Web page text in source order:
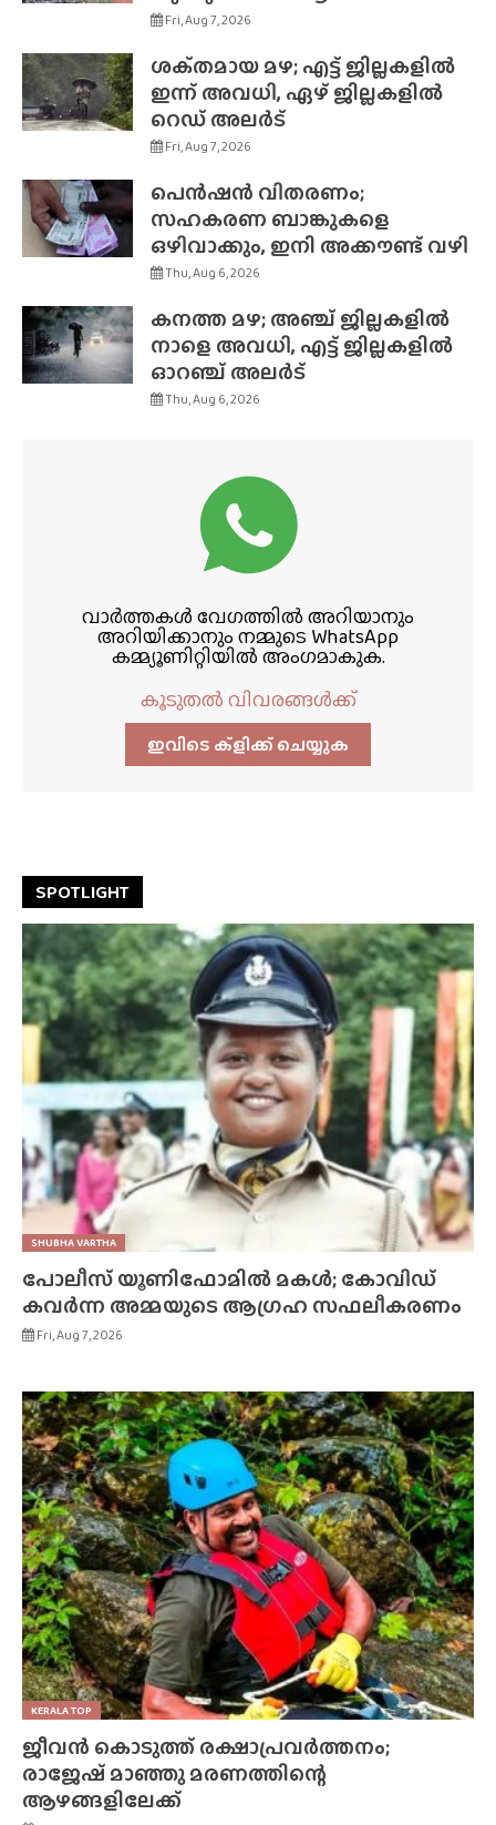
Fri, Aug 7, 2026
ശക്‌തമായ മഴ; എട്ട് ജില്ലകളിൽ
ഇന്ന് അവധി, ഏഴ് ജില്ലകളിൽ
റെഡ് അലർട്
Fri, Aug 7, 2026
പെൻഷൻ വിതരണം;
സഹകരണ ബാങ്കുകളെ
ഒഴിവാക്കും, ഇനി അക്കൗണ്ട് വഴി
Thu, Aug 6, 2026
കനത്ത മഴ; അഞ്ച് ജില്ലകളിൽ
നാളെ അവധി, എട്ട് ജില്ലകളിൽ
ഓറഞ്ച് അലർട്
Thu, Aug 6, 2026
വാർത്തകൾ വേഗത്തിൽ അറിയാനും
അറിയിക്കാനും നമ്മുടെ WhatsApp
കമ്മ്യൂണിറ്റിയിൽ അംഗമാകുക.
കൂടുതൽ വിവരങ്ങൾക്ക്
ഇവിടെ ക്ളിക്ക്‌ ചെയ്യുക
SPOTLIGHT
SHUBHA VARTHA
പോലീസ് യൂണിഫോമിൽ മകൾ; കോവിഡ്
കവർന്ന അമ്മയുടെ ആഗ്രഹ സഫലീകരണം
Fri, Aug 7, 2026
KERALA TOP
ജീവൻ കൊടുത്ത് രക്ഷാപ്രവർത്തനം;
രാജേഷ് മാഞ്ഞു മരണത്തിന്റെ
ആഴങ്ങളിലേക്ക്